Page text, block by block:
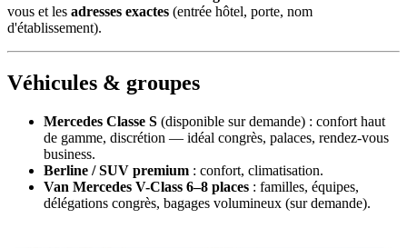
vous et les adresses exactes (entrée hôtel, porte, nom
d'établissement).
Véhicules & groupes
Mercedes Classe S (disponible sur demande) : confort haut
de gamme, discrétion — idéal congrès, palaces, rendez-vous
business.
Berline / SUV premium : confort, climatisation.
Van Mercedes V-Class 6–8 places : familles, équipes,
délégations congrès, bagages volumineux (sur demande).